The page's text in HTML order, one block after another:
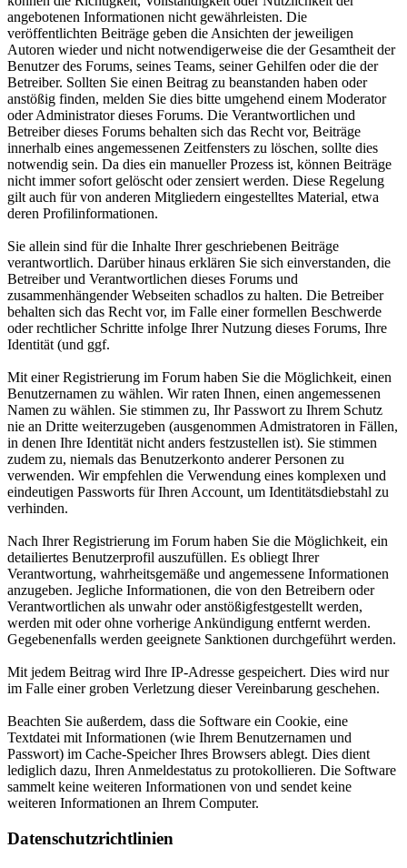
angebotenen Informationen nicht gewährleisten. Die
veröffentlichten Beiträge geben die Ansichten der jeweiligen
Autoren wieder und nicht notwendigerweise die der Gesamtheit der
Benutzer des Forums, seines Teams, seiner Gehilfen oder die der
Betreiber. Sollten Sie einen Beitrag zu beanstanden haben oder
anstößig finden, melden Sie dies bitte umgehend einem Moderator
oder Administrator dieses Forums. Die Verantwortlichen und
Betreiber dieses Forums behalten sich das Recht vor, Beiträge
innerhalb eines angemessenen Zeitfensters zu löschen, sollte dies
notwendig sein. Da dies ein manueller Prozess ist, können Beiträge
nicht immer sofort gelöscht oder zensiert werden. Diese Regelung
gilt auch für von anderen Mitgliedern eingestelltes Material, etwa
deren Profilinformationen.
Sie allein sind für die Inhalte Ihrer geschriebenen Beiträge
verantwortlich. Darüber hinaus erklären Sie sich einverstanden, die
Betreiber und Verantwortlichen dieses Forums und
zusammenhängender Webseiten schadlos zu halten. Die Betreiber
behalten sich das Recht vor, im Falle einer formellen Beschwerde
oder rechtlicher Schritte infolge Ihrer Nutzung dieses Forums, Ihre
Identität (und ggf.
Mit einer Registrierung im Forum haben Sie die Möglichkeit, einen
Benutzernamen zu wählen. Wir raten Ihnen, einen angemessenen
Namen zu wählen. Sie stimmen zu, Ihr Passwort zu Ihrem Schutz
nie an Dritte weiterzugeben (ausgenommen Admistratoren in Fällen,
in denen Ihre Identität nicht anders festzustellen ist). Sie stimmen
zudem zu, niemals das Benutzerkonto anderer Personen zu
verwenden. Wir empfehlen die Verwendung eines komplexen und
eindeutigen Passworts für Ihren Account, um Identitätsdiebstahl zu
verhinden.
Nach Ihrer Registrierung im Forum haben Sie die Möglichkeit, ein
detailiertes Benutzerprofil auszufüllen. Es obliegt Ihrer
Verantwortung, wahrheitsgemäße und angemessene Informationen
anzugeben. Jegliche Informationen, die von den Betreibern oder
Verantwortlichen als unwahr oder anstößigfestgestellt werden,
werden mit oder ohne vorherige Ankündigung entfernt werden.
Gegebenenfalls werden geeignete Sanktionen durchgeführt werden.
Mit jedem Beitrag wird Ihre IP-Adresse gespeichert. Dies wird nur
im Falle einer groben Verletzung dieser Vereinbarung geschehen.
Beachten Sie außerdem, dass die Software ein Cookie, eine
Textdatei mit Informationen (wie Ihrem Benutzernamen und
Passwort) im Cache-Speicher Ihres Browsers ablegt. Dies dient
lediglich dazu, Ihren Anmeldestatus zu protokollieren. Die Software
sammelt keine weiteren Informationen von und sendet keine
weiteren Informationen an Ihrem Computer.
Datenschutzrichtlinien